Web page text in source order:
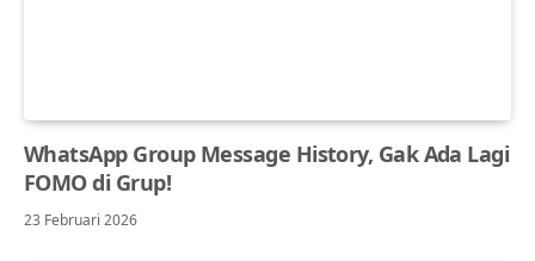
WhatsApp Group Message History, Gak Ada Lagi
FOMO di Grup!
23 Februari 2026